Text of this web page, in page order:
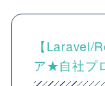
【Laravel/
ア★自社プ